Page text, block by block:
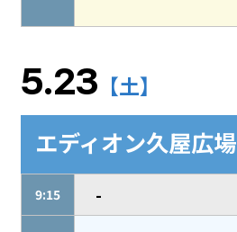
5.23 【土】
エディオン久屋広場
9:15 -